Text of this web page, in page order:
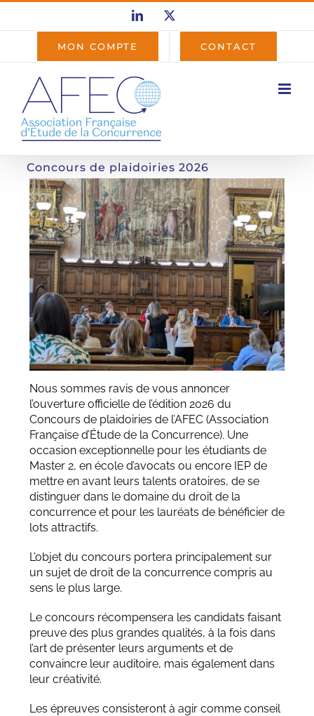
Passer
LinkedIn
MON COMPTE CONTACT
Concours de plaidoiries 2026
Nous sommes ravis de vous annoncer
l’ouverture officielle de l’édition 2026 du
Concours de plaidoiries de l’AFEC (Association
Française d’Étude de la Concurrence). Une
occasion exceptionnelle pour les étudiants de
Master 2, en école d’avocats ou encore IEP de
mettre en avant leurs talents oratoires, de se
distinguer dans le domaine du droit de la
concurrence et pour les lauréats de bénéficier de
lots attractifs.
L’objet du concours portera principalement sur
un sujet de droit de la concurrence compris au
sens le plus large.
Le concours récompensera les candidats faisant
preuve des plus grandes qualités, à la fois dans
l’art de présenter leurs arguments et de
convaincre leur auditoire, mais également dans
leur créativité.
Les épreuves consisteront à agir comme conseil